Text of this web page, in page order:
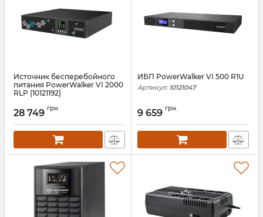
Источник бесперебойного
питания PowerWalker VI 2000
RLP (10121192)
28 749 грн.
ИБП PowerWalker VI 500 R1U
Артикул: 10121047
9 659 грн.